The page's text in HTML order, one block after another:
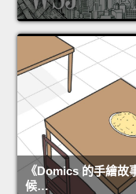
《Domics 的手繪故
候…